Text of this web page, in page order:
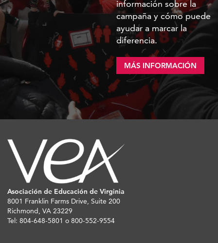
información sobre la
campaña y cómo puede
ayudar a marcar la
diferencia.
MÁS INFORMACIÓN
Asociación de Educación de Virginia
8001 Franklin Farms Drive, Suite 200
Richmond, VA 23229
Tel: 804-648-5801 o 800-552-9554